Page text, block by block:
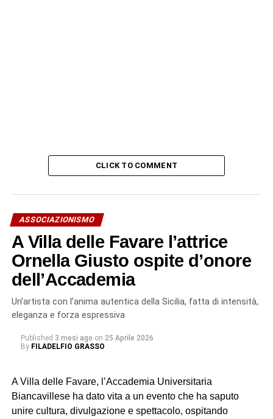
CLICK TO COMMENT
ASSOCIAZIONISMO
A Villa delle Favare l’attrice
Ornella Giusto ospite d’onore
dell’Accademia
Un’artista con l’anima autentica della Sicilia, fatta di intensità,
eleganza e forza espressiva
Published 3 mesi ago on 25 Aprile 2026
By FILADELFIO GRASSO
A Villa delle Favare, l’Accademia Universitaria
Biancavillese ha dato vita a un evento che ha saputo
unire cultura, divulgazione e spettacolo, ospitando